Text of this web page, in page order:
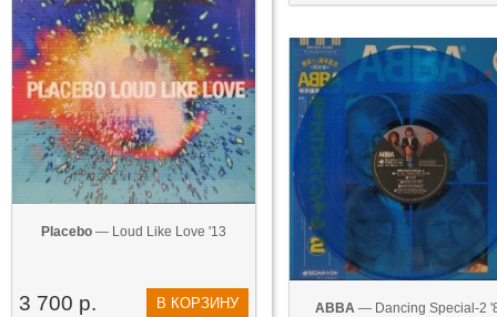
Placebo — Loud Like Love '13
3 700 р. В КОРЗИНУ ABBA— Dancing Special-2